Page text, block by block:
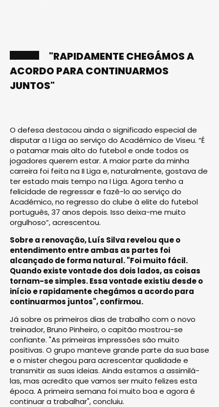
"RAPIDAMENTE CHEGÁMOS A
ACORDO PARA CONTINUARMOS
JUNTOS"
O defesa destacou ainda o significado especial de
disputar a I Liga ao serviço do Académico de Viseu. “É
o patamar mais alto do futebol e onde todos os
jogadores querem estar. A maior parte da minha
carreira foi feita na II Liga e, naturalmente, gostava de
ter estado mais tempo na I Liga. Agora tenho a
felicidade de regressar e fazê-lo ao serviço do
Académico, no regresso do clube à elite do futebol
português, 37 anos depois. Isso deixa-me muito
orgulhoso”, acrescentou.
Sobre a renovação, Luís Silva revelou que o
entendimento entre ambas as partes foi
alcançado de forma natural. "Foi muito fácil.
Quando existe vontade dos dois lados, as coisas
tornam-se simples. Essa vontade existiu desde o
início e rapidamente chegámos a acordo para
continuarmos juntos", confirmou.
Já sobre os primeiros dias de trabalho com o novo
treinador, Bruno Pinheiro, o capitão mostrou-se
confiante. "As primeiras impressões são muito
positivas. O grupo manteve grande parte da sua base
e o mister chegou para acrescentar qualidade e
transmitir as suas ideias. Ainda estamos a assimilá-
las, mas acredito que vamos ser muito felizes esta
época. A primeira semana foi muito boa e agora é
continuar a trabalhar", concluiu.